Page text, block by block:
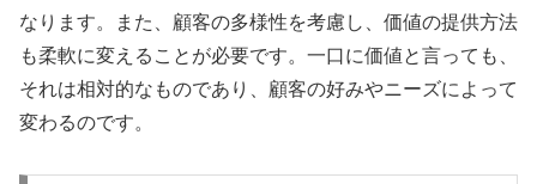
なります。また、顧客の多様性を考慮し、価値の提供方法
も柔軟に変えることが必要です。一口に価値と言っても、
それは相対的なものであり、顧客の好みやニーズによって
変わるのです。